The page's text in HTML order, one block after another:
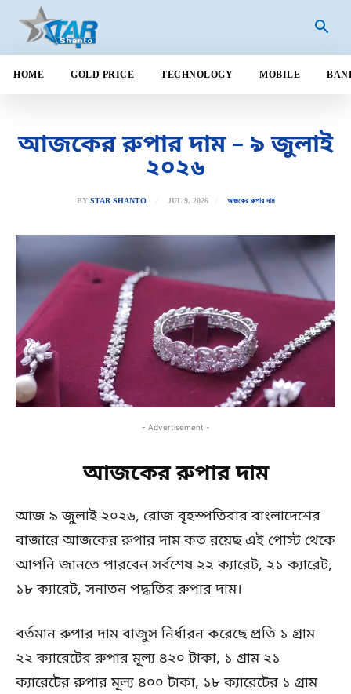
HOME GOLD PRICE TECHNOLOGY MOBILE
আজকের রুপার দাম – ৯ জুলাই
২০২৬
BY STAR SHANTO JUL 9, 2026 আজকের রুপার দাম
- Advertisement -
আজকের রুপার দাম
আজ ৯ জুলাই ২০২৬, রোজ বৃহস্পতিবার বাংলাদেশের
বাজারে আজকের রুপার দাম কত রয়েছ এই পোস্ট থেকে
আপনি জানতে পারবেন সর্বশেষ ২২ ক্যারেট, ২১ ক্যারেট,
১৮ ক্যারেট, সনাতন পদ্ধতির রুপার দাম।
বর্তমান রুপার দাম বাজুস নির্ধারন করেছে প্রতি ১ গ্রাম
২২ ক্যারেটের রুপার মূল্য ৪২০ টাকা, ১ গ্রাম ২১
ক্যারেটের রুপার মূল্য ৪০০ টাকা, ১৮ ক্যারেটের ১ গ্রাম